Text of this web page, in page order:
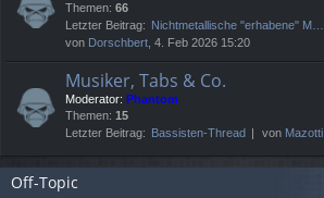
Themen: 66
Letzter Beitrag: Nichtmetallische "erhabene" M…
von Dorschbert , 4. Feb 2026 15:20
Musiker, Tabs & Co.
Moderator: Phantom
Themen: 15
Letzter Beitrag: Bassisten-Thread von Mazotti
Off-Topic